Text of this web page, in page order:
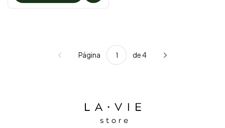
Página de 4